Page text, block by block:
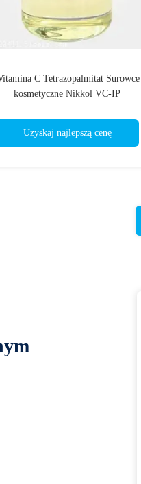
C Tetrazopalmitat Surowce
kosmetyczne Nikkol VC-IP
Uzyskaj najlepszą cenę